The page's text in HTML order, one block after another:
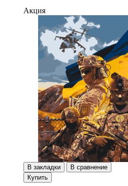
Акция
В закладки
В сравнение
Купить